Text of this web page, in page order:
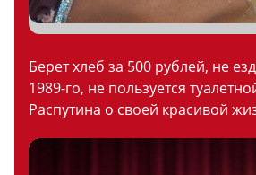
Берет хлеб за 500 рублей, не
1989-го, не пользуется
Распутина о своей красивой